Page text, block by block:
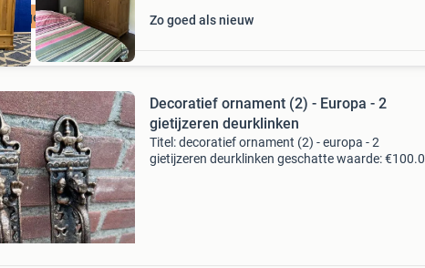
eigen kleur Zo goed als nieuw
Decoratief ornament (2) - Europa - 2
gietijzeren deurklinken
Titel: decoratief ornament (2) - europa - 2
gietijzeren deurklinken geschatte waarde: €100.0